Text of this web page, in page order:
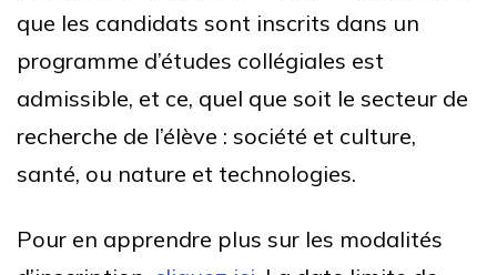
que les candidats sont inscrits dans un
programme d’études collégiales est
admissible, et ce, quel que soit le secteur de
recherche de l’élève : société et culture,
santé, ou nature et technologies.
Pour en apprendre plus sur les modalités